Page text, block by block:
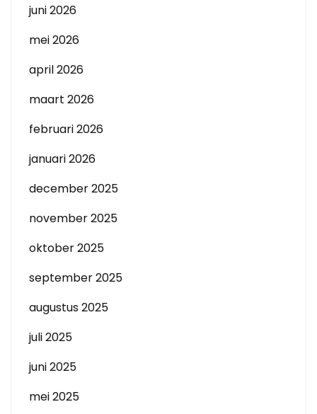
juni 2026
mei 2026
april 2026
maart 2026
februari 2026
januari 2026
december 2025
november 2025
oktober 2025
september 2025
augustus 2025
juli 2025
juni 2025
mei 2025